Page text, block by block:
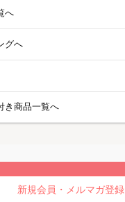
へ
グへ
き商品一覧へ
新規会員・メルマガ登録